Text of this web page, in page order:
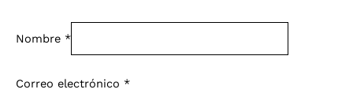
Nombre *
Correo electrónico *